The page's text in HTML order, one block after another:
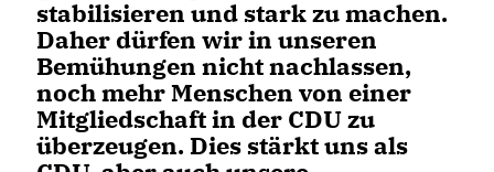
stabilisieren und stark zu machen.
Daher dürfen wir in unseren
Bemühungen nicht nachlassen,
noch mehr Menschen von einer
Mitgliedschaft in der CDU zu
überzeugen. Dies stärkt uns als